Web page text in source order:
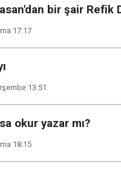
bir şair Refik
17:17
13:51
okur yazar mı?
18:15